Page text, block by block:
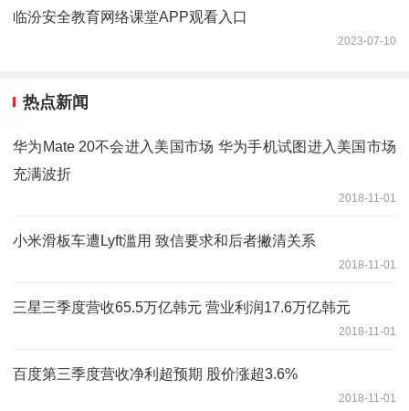
临汾安全教育网络课堂APP观看入口
2023-07-10
热点新闻
华为Mate 20不会进入美国市场 华为手机试图进入美国市场
充满波折
2018-11-01
小米滑板车遭Lyft滥用 致信要求和后者撇清关系
2018-11-01
三星三季度营收65.5万亿韩元 营业利润17.6万亿韩元
2018-11-01
百度第三季度营收净利超预期 股价涨超3.6%
2018-11-01